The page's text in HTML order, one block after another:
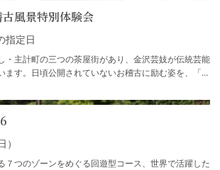
風景特別体験会
指定日
・主計町の三つの茶屋街があり、金沢芸妓が伝統芸能
ます。日頃公開されていないお稽古に励む姿を、「お
７つのゾーンをめぐる回遊型コース、世界で活躍した